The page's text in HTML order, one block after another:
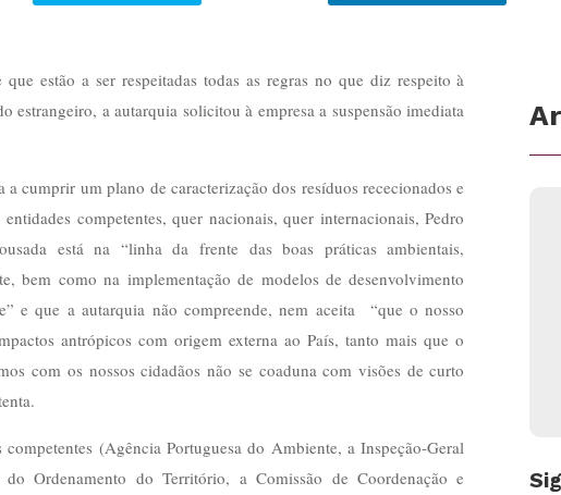
estão a ser respeitadas todas as regras no que diz respeito à
estrangeiro, a autarquia solicitou à empresa a suspensão imediata
cumprir um plano de caracterização dos resíduos rececionados e
competentes, quer nacionais, quer internacionais, Pedro
está na “linha da frente das boas práticas ambientais,
bem como na implementação de modelos de desenvolvimento
e que a autarquia não compreende, nem aceita “que o nosso
antrópicos com origem externa ao País, tanto mais que o
com os nossos cidadãos não se coaduna com visões de curto
(Agência Portuguesa do Ambiente, a Inspeção-Geral
Ordenamento do Território, a Comissão de Coordenação e